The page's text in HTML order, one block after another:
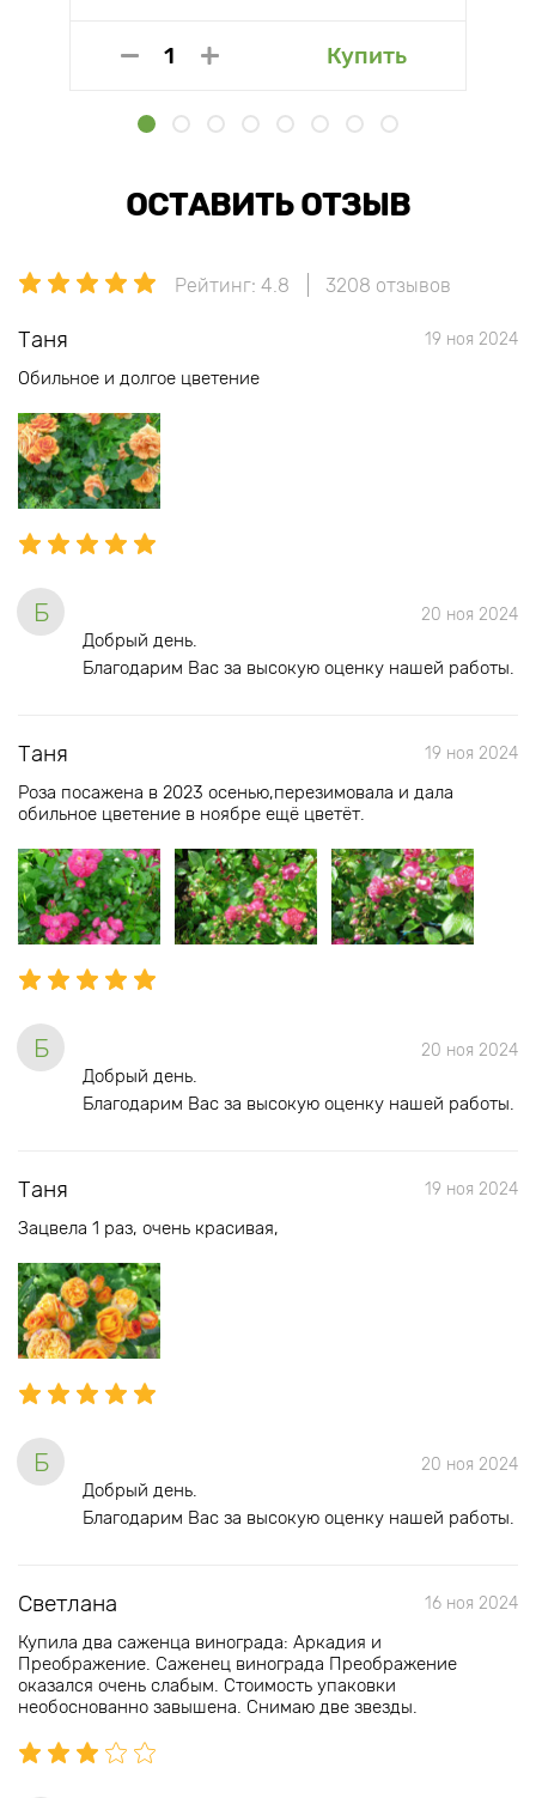
Купить
ОСТАВИТЬ ОТЗЫВ
Рейтинг: 4.8 3208 отзывов
Таня 19 ноя 2024
Обильное и долгое цветение
Б 20 ноя 2024
Добрый день.
Благодарим Вас за высокую оценку нашей работы.
Таня 19 ноя 2024
Роза посажена в 2023 осенью,перезимовала и дала
обильное цветение в ноябре ещё цветёт.
Б 20 ноя 2024
Добрый день.
Благодарим Вас за высокую оценку нашей работы.
Таня 19 ноя 2024
Зацвела 1 раз, очень красивая,
Б 20 ноя 2024
Добрый день.
Благодарим Вас за высокую оценку нашей работы.
Светлана 16 ноя 2024
Купила два саженца винограда: Аркадия и
Преображение. Саженец винограда Преображение
оказался очень слабым. Стоимость упаковки
необоснованно завышена. Снимаю две звезды.